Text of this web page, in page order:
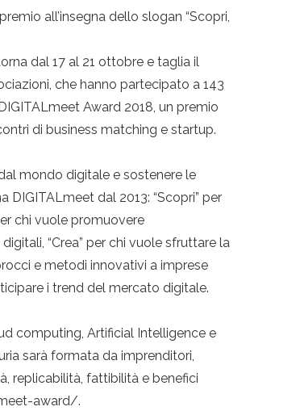
all’insegna dello slogan “Scopri,
dal 17 al 21 ottobre e taglia il
che hanno partecipato a 143
Award 2018, un premio
di business matching e startup.
mondo digitale e sostenere le
dal 2013: “Scopri” per
chi vuole promuovere
“Crea” per chi vuole sfruttare la
e metodi innovativi a imprese
i trend del mercato digitale.
computing, Artificial Intelligence e
sarà formata da imprenditori,
replicabilità, fattibilità e benefici
award/.